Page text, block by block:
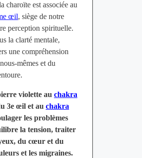
charoïte est associée au
œil, siège de notre
perception spirituelle.
la clarté mentale,
une compréhension
mêmes et du
violette au chakra
3e œil et au chakra
les problèmes
la tension, traiter
du cœur et du
et les migraines.